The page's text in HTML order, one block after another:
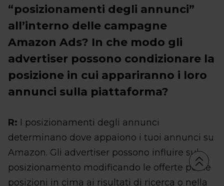
“posizionamenti degli annunci”
all’interno delle campagne
Amazon Ads? In che modo gli
advertiser possono condizionare la
posizione in cui appariranno i loro
annunci sulla piattaforma?
R: I posizionamenti degli annunci
determinano dove appaiono i tuoi annunci su
Amazon. Gli advertiser possono influire sul
posizionamento modificando le offerte per le
posizioni in cima ai risultati di ricerca o nella